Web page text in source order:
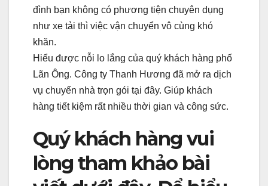
đình bạn không có phương tiện chuyên dụng
như xe tải thì việc vận chuyển vô cùng khó
khăn.
Hiểu được nỗi lo lắng của quý khách hàng phố
Lãn Ông. Công ty Thanh Hương đã mở ra dịch
vụ chuyển nhà trọn gói tại đây. Giúp khách
hàng tiết kiệm rất nhiều thời gian và công sức.
Quý khách hàng vui
lòng tham khảo bài